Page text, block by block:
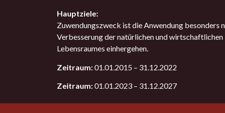
Hauptziele:
Zuwendungszweck ist die Anwendung
Verbesserung der natürlichen und
Lebensraumes einhergehen.
Zeitraum:01.01.2015 – 31.12.2022
Zeitraum:01.01.2023 – 31.12.2027